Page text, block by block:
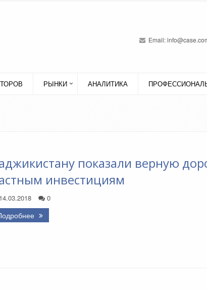
Email:
РЫНКИ АНАЛИТИКА
показали верную
инвестициям
0